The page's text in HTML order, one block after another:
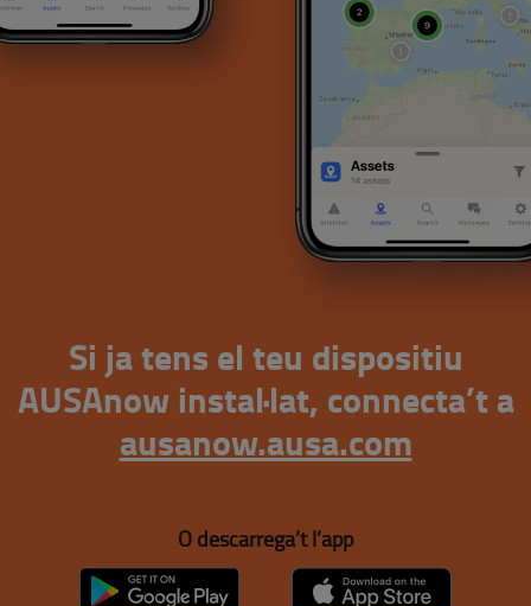
Si ja tens el teu dispositiu
AUSAnow instal·lat, connecta’t a
ausanow.ausa.com
O descarrega’t l’app